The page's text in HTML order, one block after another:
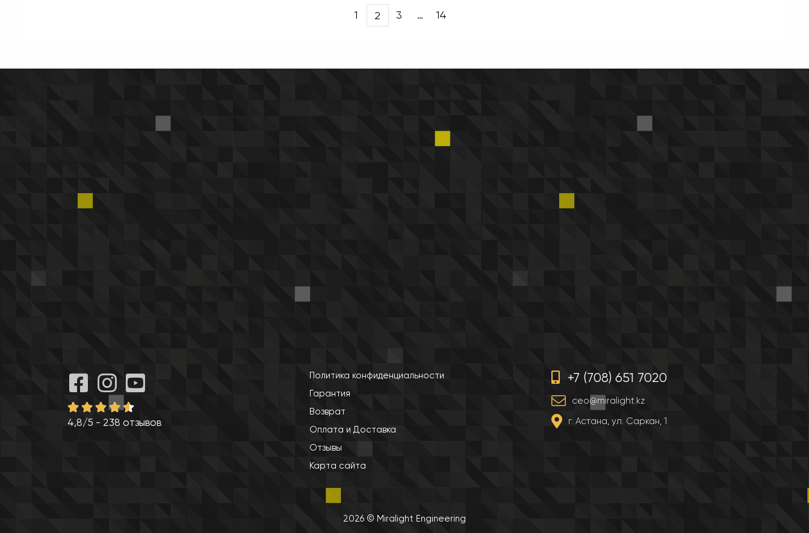
1 2 3 … 14
4,8/5 - 238 отзывов
Политика конфиденциальности
Гарантия
Возврат
Оплата и Доставка
Отзывы
Карта сайта
+7 (708) 651 7020
ceo@miralight.kz
г. Астана, ул. Саркан, 1
2026 © Miralight Engineering